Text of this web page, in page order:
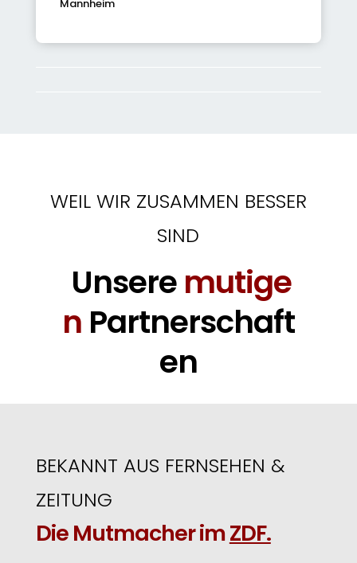
Mannheim
WEIL WIR ZUSAMMEN BESSER
SIND
Unsere mutige
n Partnerschaft
en
BEKANNT AUS FERNSEHEN &
ZEITUNG
Die Mutmacher imZDF.